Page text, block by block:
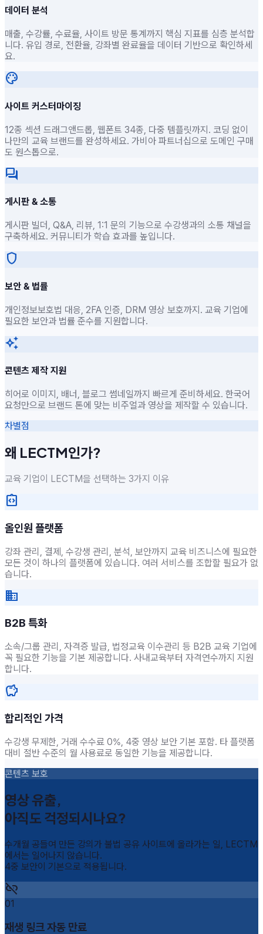
데이터 분석
매출, 수강률, 수료율, 사이트 방문 통계까지 핵심 지표를 심층 분석합
니다. 유입 경로, 전환율, 강좌별 완료율을 데이터 기반으로 확인하세
요.
palette
사이트 커스터마이징
12종 섹션 드래그앤드롭, 웹폰트 34종, 다중 템플릿까지. 코딩 없이
나만의 교육 브랜드를 완성하세요. 가비아 파트너십으로 도메인 구매
도 원스톱으로.
forum
게시판 & 소통
게시판 빌더, Q&A, 리뷰, 1:1 문의 기능으로 수강생과의 소통 채널을
구축하세요. 커뮤니티가 학습 효과를 높입니다.
shield
보안 & 법률
개인정보보호법 대응, 2FA 인증, DRM 영상 보호까지. 교육 기업에
필요한 보안과 법률 준수를 지원합니다.
auto_awesome
콘텐츠 제작 지원
히어로 이미지, 배너, 블로그 썸네일까지 빠르게 준비하세요. 한국어
요청만으로 브랜드 톤에 맞는 비주얼과 영상을 제작할 수 있습니다.
차별점
왜 LECTM인가?
교육 기업이 LECTM을 선택하는 3가지 이유
integration_instructions
올인원 플랫폼
강좌 관리, 결제, 수강생 관리, 분석, 보안까지 교육 비즈니스에 필요한
모든 것이 하나의 플랫폼에 있습니다. 여러 서비스를 조합할 필요가 없
습니다.
business
B2B 특화
소속/그룹 관리, 자격증 발급, 법정교육 이수관리 등 B2B 교육 기업에
꼭 필요한 기능을 기본 제공합니다. 사내교육부터 자격연수까지 지원
합니다.
savings
합리적인 가격
수강생 무제한, 거래 수수료 0%, 4중 영상 보안 기본 포함. 타 플랫폼
대비 절반 수준의 월 사용료로 동일한 기능을 제공합니다.
콘텐츠 보호
영상 유출,
아직도 걱정되시나요?
수개월 공들여 만든 강의가 불법 공유 사이트에 올라가는 일, LECTM
에서는 일어나지 않습니다.
4중 보안이 기본으로 적용됩니다.
link_off
01
재생 링크 자동 만료